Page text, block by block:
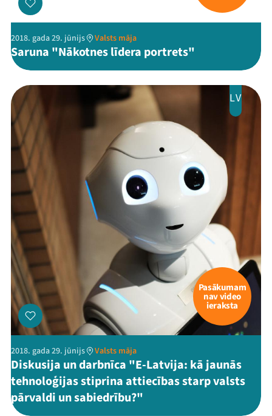
Jaunumi
Ziedo
Kontakti
ThreadsFacebookYoutube
X Instagram
Flick TikTok
2018. gada 29. jūnijs Valsts māja
Saruna "Nākotnes līdera portrets"
LV
Pasākumam
nav video
ieraksta
2018. gada 29. jūnijs Valsts māja
Diskusija un darbnīca "E-Latvija: kā jaunās
tehnoloģijas stiprina attiecības starp valsts
pārvaldi un sabiedrību?"